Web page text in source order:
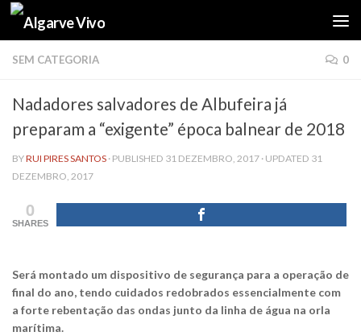
Skip to content
SEM CATEGORIA 0
Nadadores salvadores de Albufeira já
preparam a “exigente” época balnear de 2018
BYRUI PIRES SANTOS · PUBLISHED 31 DEZEMBRO, 2017 · UPDATED 31
DEZEMBRO, 2017
0
SHARES
Será montado um dispositivo de segurança para a operação de
final do ano, tendo cuidados redobrados essencialmente com
a forte rebentação das ondas junto da linha de água na orla
marítima.